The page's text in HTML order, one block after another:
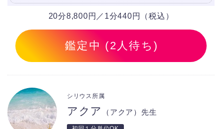
20分8,800円／1分440円（税込）
鑑定中 (2人待ち)
アクア （アクア）先生
シリウス所属